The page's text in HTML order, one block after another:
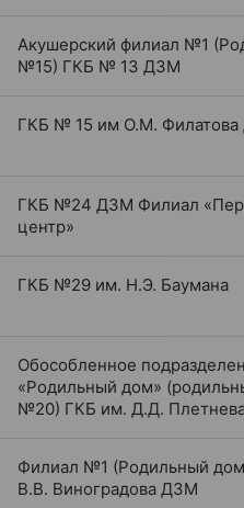
Акушерский филиал №1
№15) ГКБ № 13 ДЗМ
ГКБ № 15 им О.М.
ГКБ №24 ДЗМ Филиал
центр»
ГКБ №29 им. Н.Э. Баумана
Обособленное
«Родильный дом»
№20) ГКБ им. Д.Д.
Филиал №1 (Родильный
В.В. Виноградова ДЗМ